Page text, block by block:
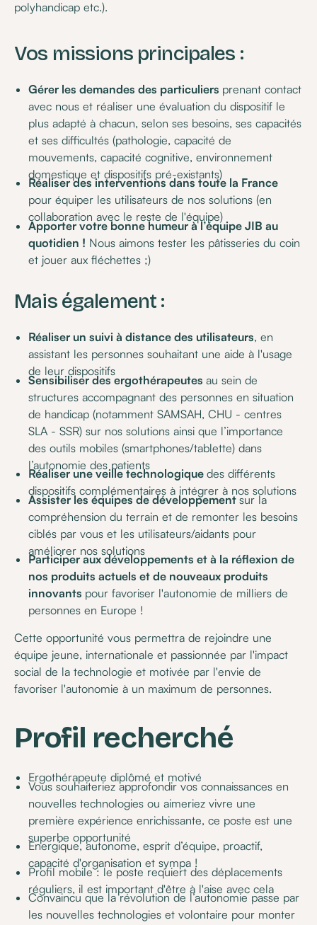
polyhandicap etc.).
Vos missions principales :
Gérer les demandes des particuliers prenant contact
avec nous et réaliser une évaluation du dispositif le
plus adapté à chacun, selon ses besoins, ses capacités
et ses difficultés (pathologie, capacité de
mouvements, capacité cognitive, environnement
domestique et dispositifs pré-existants)
Réaliser des interventions dans toute la France
pour équiper les utilisateurs de nos solutions (en
collaboration avec le reste de l'équipe)
Apporter votre bonne humeur à l’équipe JIB au
quotidien ! Nous aimons tester les pâtisseries du coin
et jouer aux fléchettes ;)
Mais également :
Réaliser un suivi à distance des utilisateurs, en
assistant les personnes souhaitant une aide à l'usage
de leur dispositifs
Sensibiliser des ergothérapeutes au sein de
structures accompagnant des personnes en situation
de handicap (notamment SAMSAH, CHU - centres
SLA - SSR) sur nos solutions ainsi que l’importance
des outils mobiles (smartphones/tablette) dans
l’autonomie des patients
Réaliser une veille technologique des différents
dispositifs complémentaires à intégrer à nos solutions
Assister les équipes de développementsur la
compréhension du terrain et de remonter les besoins
ciblés par vous et les utilisateurs/aidants pour
améliorer nos solutions
Participer aux développements et à la réflexion de
nos produits actuels et de nouveaux produits
innovants pour favoriser l'autonomie de milliers de
personnes en Europe !
Cette opportunité vous permettra de rejoindre une
équipe jeune, internationale et passionnée par l'impact
social de la technologie et motivée par l'envie de
favoriser l'autonomie à un maximum de personnes.
Profil recherché
Ergothérapeute diplômé et motivé
Vous souhaiteriez approfondir vos connaissances en
nouvelles technologies ou aimeriez vivre une
première expérience enrichissante, ce poste est une
superbe opportunité
Energique, autonome, esprit d’équipe, proactif,
capacité d'organisation et sympa !
Profil mobile : le poste requiert des déplacements
réguliers, il est important d'être à l'aise avec cela
Convaincu que la révolution de l’autonomie passe par
les nouvelles technologies et volontaire pour monter